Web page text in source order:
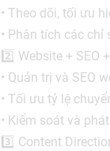
• Theo dõi, tối ưu
• Phân tích các chỉ
2️⃣ Website + SEO
• Quản trị và SEO
• Tối ưu tỷ lệ
• Kiểm soát và
3️⃣ Content